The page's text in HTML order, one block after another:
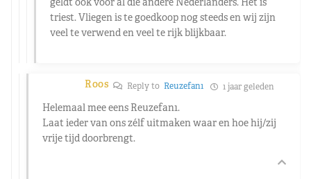
triest. Vliegen is te goedkoop nog steeds en wij zijn
veel te verwend en veel te rijk blijkbaar.
Roos Reply to Reuzefan1 1 jaar geleden
Helemaal mee eens Reuzefan1.
Laat ieder van ons zélf uitmaken waar en hoe hij/zij
vrije tijd doorbrengt.